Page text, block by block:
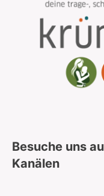
Besuche uns
Kanälen